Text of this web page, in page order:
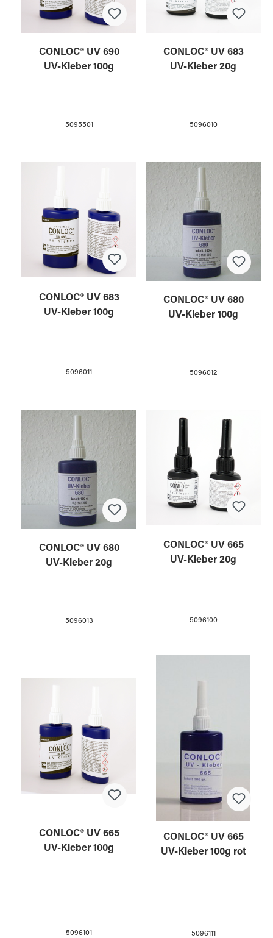
CONLOC® UV 690
UV-Kleber 100g
5095501
CONLOC® UV 683
UV-Kleber 20g
5096010
CONLOC® UV 683
UV-Kleber 100g
5096011
CONLOC® UV 680
UV-Kleber 100g
5096012
CONLOC® UV 680
UV-Kleber 20g
5096013
CONLOC® UV 665
UV-Kleber 20g
5096100
CONLOC® UV 665
UV-Kleber 100g
5096101
CONLOC® UV 665
UV-Kleber 100g rot
5096111